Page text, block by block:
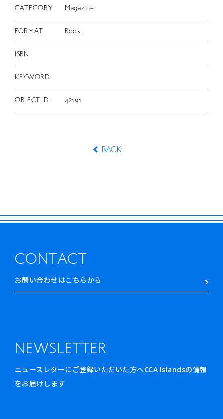
CATEGORY Magazine
FORMAT Book
ISBN
KEYWORD
OBJECT ID 42191
BACK
CONTACT
お問い合わせはこちらから
NEWSLETTER
ニュースレターにご登録いただいた方へCCA Islandsの情報
をお届けします